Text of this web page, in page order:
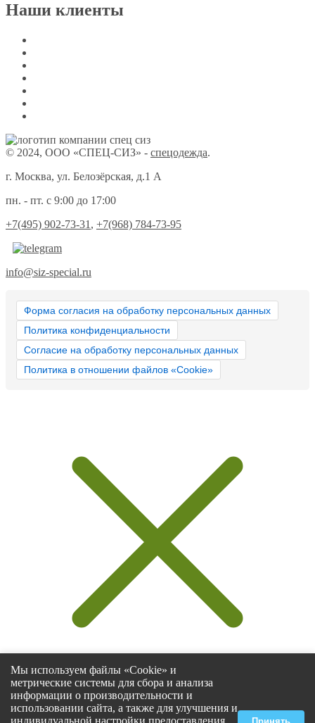
Наши клиенты
© 2024, ООО «СПЕЦ-СИЗ» - спецодежда.
г. Москва, ул. Белозёрская, д.1 А
пн. - пт. с 9:00 до 17:00
+7(495) 902-73-31 , +7(968) 784-73-95
info@siz-special.ru
Форма согласия на обработку персональных данных
Политика конфиденциальности
Согласие на обработку персональных данных
Политика в отношении файлов «Cookie»
Мы используем файлы «Cookie» и
метрические системы для сбора и анализа
информации о производительности и
использовании сайта, а также для улучшения и
индивидуальной настройки предоставления
Принять
Select at least 2 products